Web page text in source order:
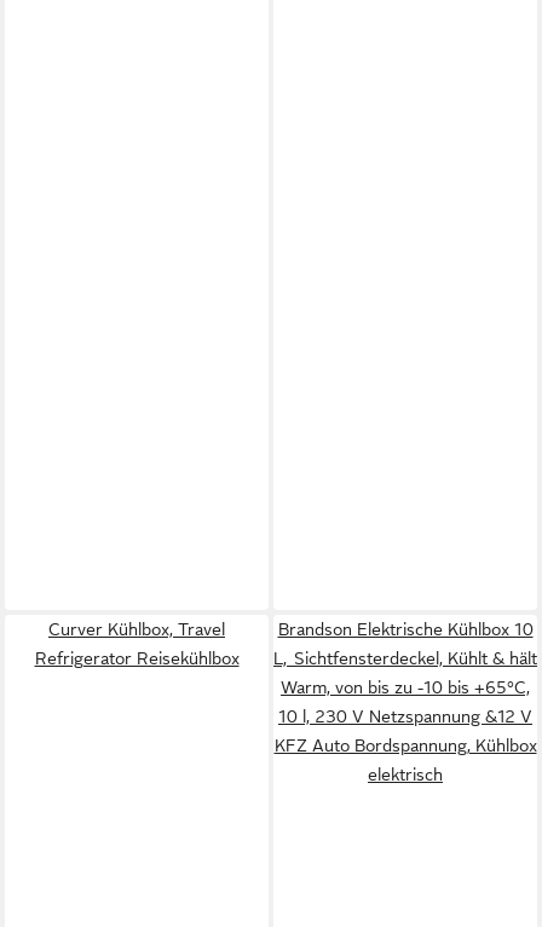
Curver Kühlbox, Travel
Refrigerator Reisekühlbox
Brandson Elektrische Kühlbox 10
L, Sichtfensterdeckel, Kühlt & hält
Warm, von bis zu -10 bis +65°C,
10 l, 230 V Netzspannung &12 V
KFZ Auto Bordspannung, Kühlbox
elektrisch